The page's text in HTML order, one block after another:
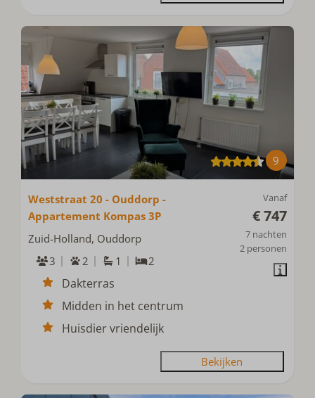
9
Vanaf
€ 747
7 nachten
2 personen
Weststraat 20 - Ouddorp -
Appartement Kompas 3P
Zuid-Holland, Ouddorp
3
2 1 2
Dakterras
Midden in het centrum
Huisdier vriendelijk
Bekijken